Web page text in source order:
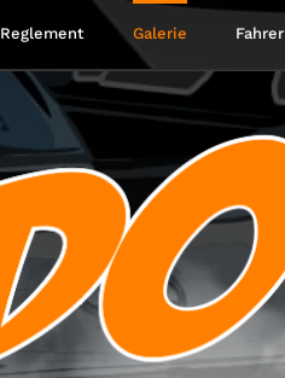
Reglement Galerie Fahrer